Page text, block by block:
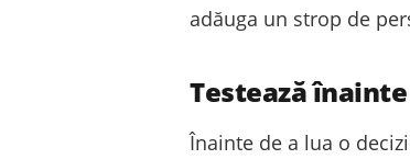
adăuga un strop de
Testează
Înainte de a lua o